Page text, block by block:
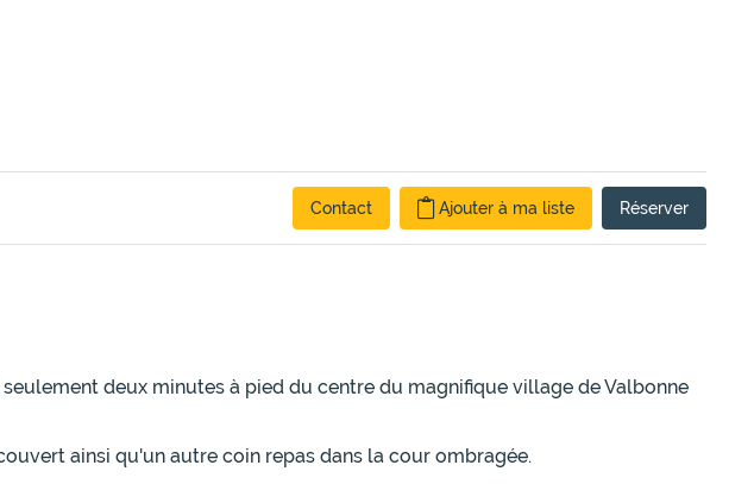
Contact Ajouter à ma liste Réserver
deux minutes à pied du centre du magnifique village de Valbonne
ainsi qu'un autre coin repas dans la cour ombragée.